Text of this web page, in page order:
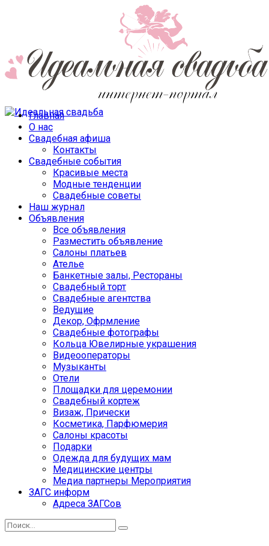
Главная
О нас
Свадебная афиша
Контакты
Свадебные события
Красивые места
Модные тенденции
Свадебные советы
Наш журнал
Объявления
Все объявления
Разместить объявление
Салоны платьев
Ателье
Банкетные залы, Рестораны
Свадебный торт
Свадебные агентства
Ведущие
Декор, Офрмление
Свадебные фотографы
Кольца Ювелирные украшения
Видеооператоры
Музыканты
Отели
Площадки для церемонии
Свадебный кортеж
Визаж, Прически
Косметика, Парфюмерия
Салоны красоты
Подарки
Одежда для будущих мам
Медицинские центры
Медиа партнеры Мероприятия
ЗАГС информ
Адреса ЗАГСов